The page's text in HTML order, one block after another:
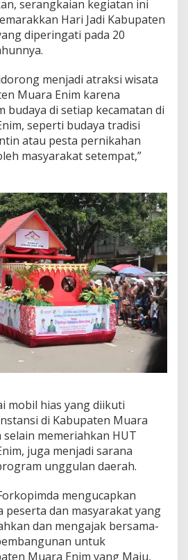
T
k
e
7
8
K
a
b
u
p
a
n
M
u
a
r
a
E
n
i
m
serangkaian kegiatan ini
Hari Jadi Kabupaten
diperingati pada 20
menjadi atraksi wisata
Muara Enim karena
budaya di setiap kecamatan di
seperti budaya tradisi
atau pesta pernikahan
masyarakat setempat,”
mobil hias yang diikuti
di Kabupaten Muara
memeriahkan HUT
juga menjadi sarana
unggulan daerah.
mengucapkan
peserta dan masyarakat yang
dan mengajak bersama-
untuk
Muara Enim yang Maju,